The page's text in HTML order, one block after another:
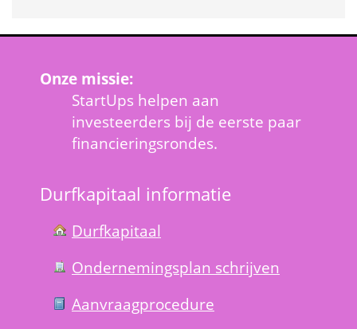
Onze missie:
StartUps helpen aan
investeerders bij de eerste paar
financieringsrondes.
Durfkapitaal informatie
Durfkapitaal
Ondernemings­plan schrijven
Aanvraag­procedure